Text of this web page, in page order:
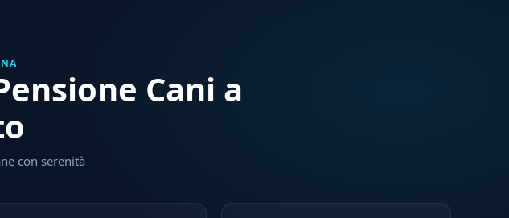
Cani a
con serenità